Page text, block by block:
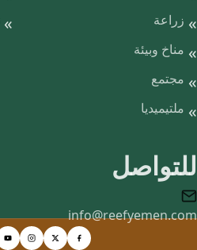
زراعة
مناخ وبيئة
مجتمع
ملتيميديا
للتواصل
info@reefyemen.com